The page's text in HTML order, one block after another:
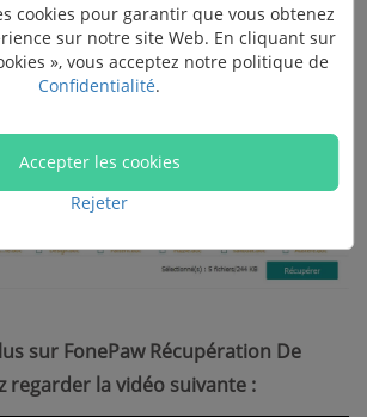
sur FonePaw Récupération De
regarder la vidéo suivante :
cookies pour garantir que vous obtenez
sur notre site Web. En cliquant sur
», vous acceptez notre politique de
Confidentialité.
Accepter les cookies
Rejeter